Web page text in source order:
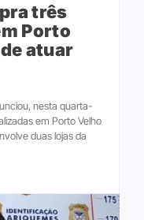
três
Porto
atuar
nesta quarta-
em Porto Velho
duas lojas da